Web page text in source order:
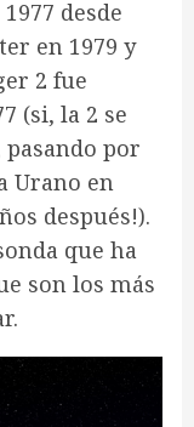
desde
en 1979 y
2 fue
(si, la 2 se
por
Urano en
después!).
que ha
son los más